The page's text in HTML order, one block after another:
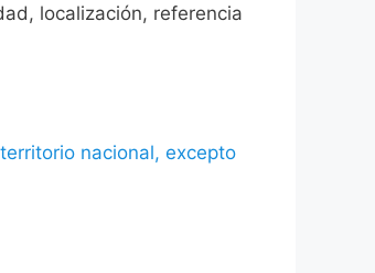
localización, referencia
nacional, excepto